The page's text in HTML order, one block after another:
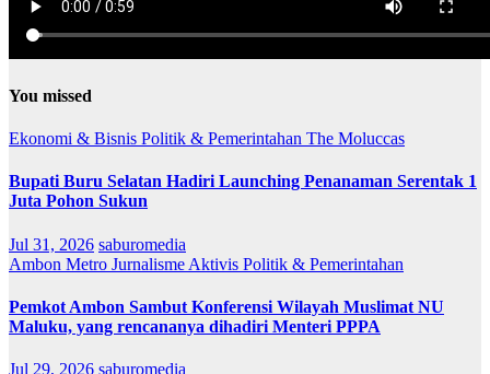
You missed
Ekonomi & Bisnis Politik & Pemerintahan The Moluccas
Bupati Buru Selatan Hadiri Launching Penanaman Serentak 1
Juta Pohon Sukun
Jul 31, 2026 saburomedia
Ambon Metro Jurnalisme Aktivis Politik & Pemerintahan
Pemkot Ambon Sambut Konferensi Wilayah Muslimat NU
Maluku, yang rencananya dihadiri Menteri PPPA
Jul 29, 2026 saburomedia